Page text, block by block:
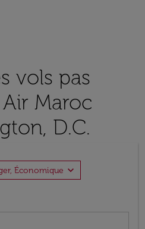
vols pas
Maroc
D.C.
Économique expand_more